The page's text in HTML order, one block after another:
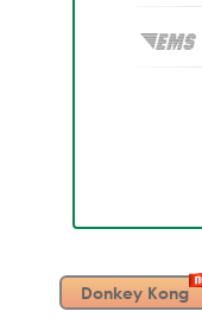
Donkey Kong